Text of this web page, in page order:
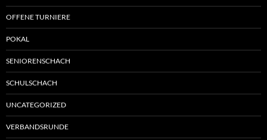
OFFENE TURNIERE
POKAL
SENIORENSCHACH
SCHULSCHACH
UNCATEGORIZED
VERBANDSRUNDE